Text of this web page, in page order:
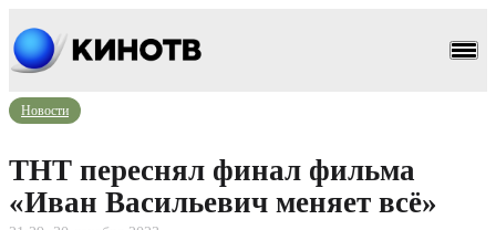
Новости
ТНТ переснял финал фильма
«Иван Васильевич меняет всё»